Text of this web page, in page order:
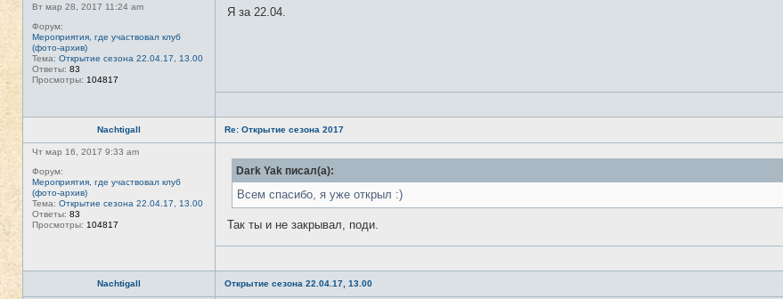
Вт мар 28, 2017 11:24 am
Форум:
Мероприятия, где участвовал клуб
(фото-архив)
Тема: Открытие сезона 22.04.17, 13.00
Ответы: 83
Просмотры: 104817
Я за 22.04.
Nachtigall
Чт мар 16, 2017 9:33 am
Форум:
Мероприятия, где участвовал клуб
(фото-архив)
Тема: Открытие сезона 22.04.17, 13.00
Ответы: 83
Просмотры: 104817
Re: Открытие сезона 2017
Dark Yak писал(а):
Всем спасибо, я уже открыл :)
Так ты и не закрывал, поди.
Nachtigall Открытие сезона 22.04.17, 13.00